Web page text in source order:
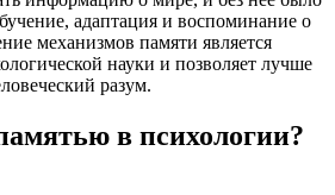
адаптация и воспоминание о
механизмов памяти является
науки и позволяет лучше
разум.
в психологии?